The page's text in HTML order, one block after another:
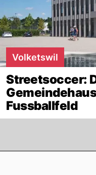
Volketswil
Streetsoccer:
Fussballfeld